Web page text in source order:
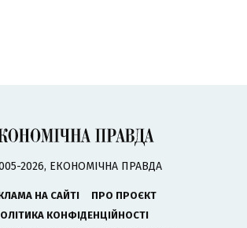
2026, ЕКОНОМІЧНА ПРАВДА
НА САЙТІ
ПРО ПРОЄКТ
КОНФІДЕНЦІЙНОСТІ